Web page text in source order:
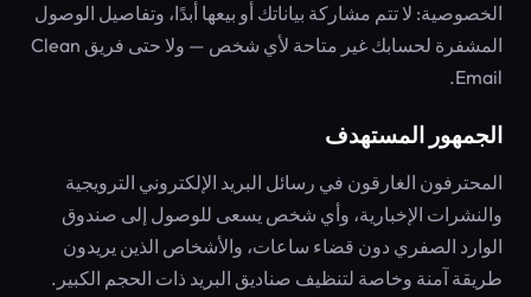
الخصوصية: لا تتم مشاركة بياناتك أو بيعها أبدًا، وتفاصيل الوصول
المشفرة لحسابك غير متاحة لأي شخص — ولا حتى فريق Clean
Email.
الجمهور المستهدف
المحترفون الغارقون في رسائل البريد الإلكتروني الترويجية
والنشرات الإخبارية، وأي شخص يسعى للوصول إلى صندوق
الوارد الصفري دون قضاء ساعات، والأشخاص الذين يريدون
طريقة آمنة وخاصة لتنظيف صناديق البريد ذات الحجم الكبير.